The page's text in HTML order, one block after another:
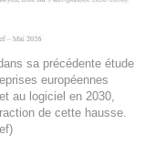
sa précédente étude
européennes
au logiciel en 2030,
de cette hausse.